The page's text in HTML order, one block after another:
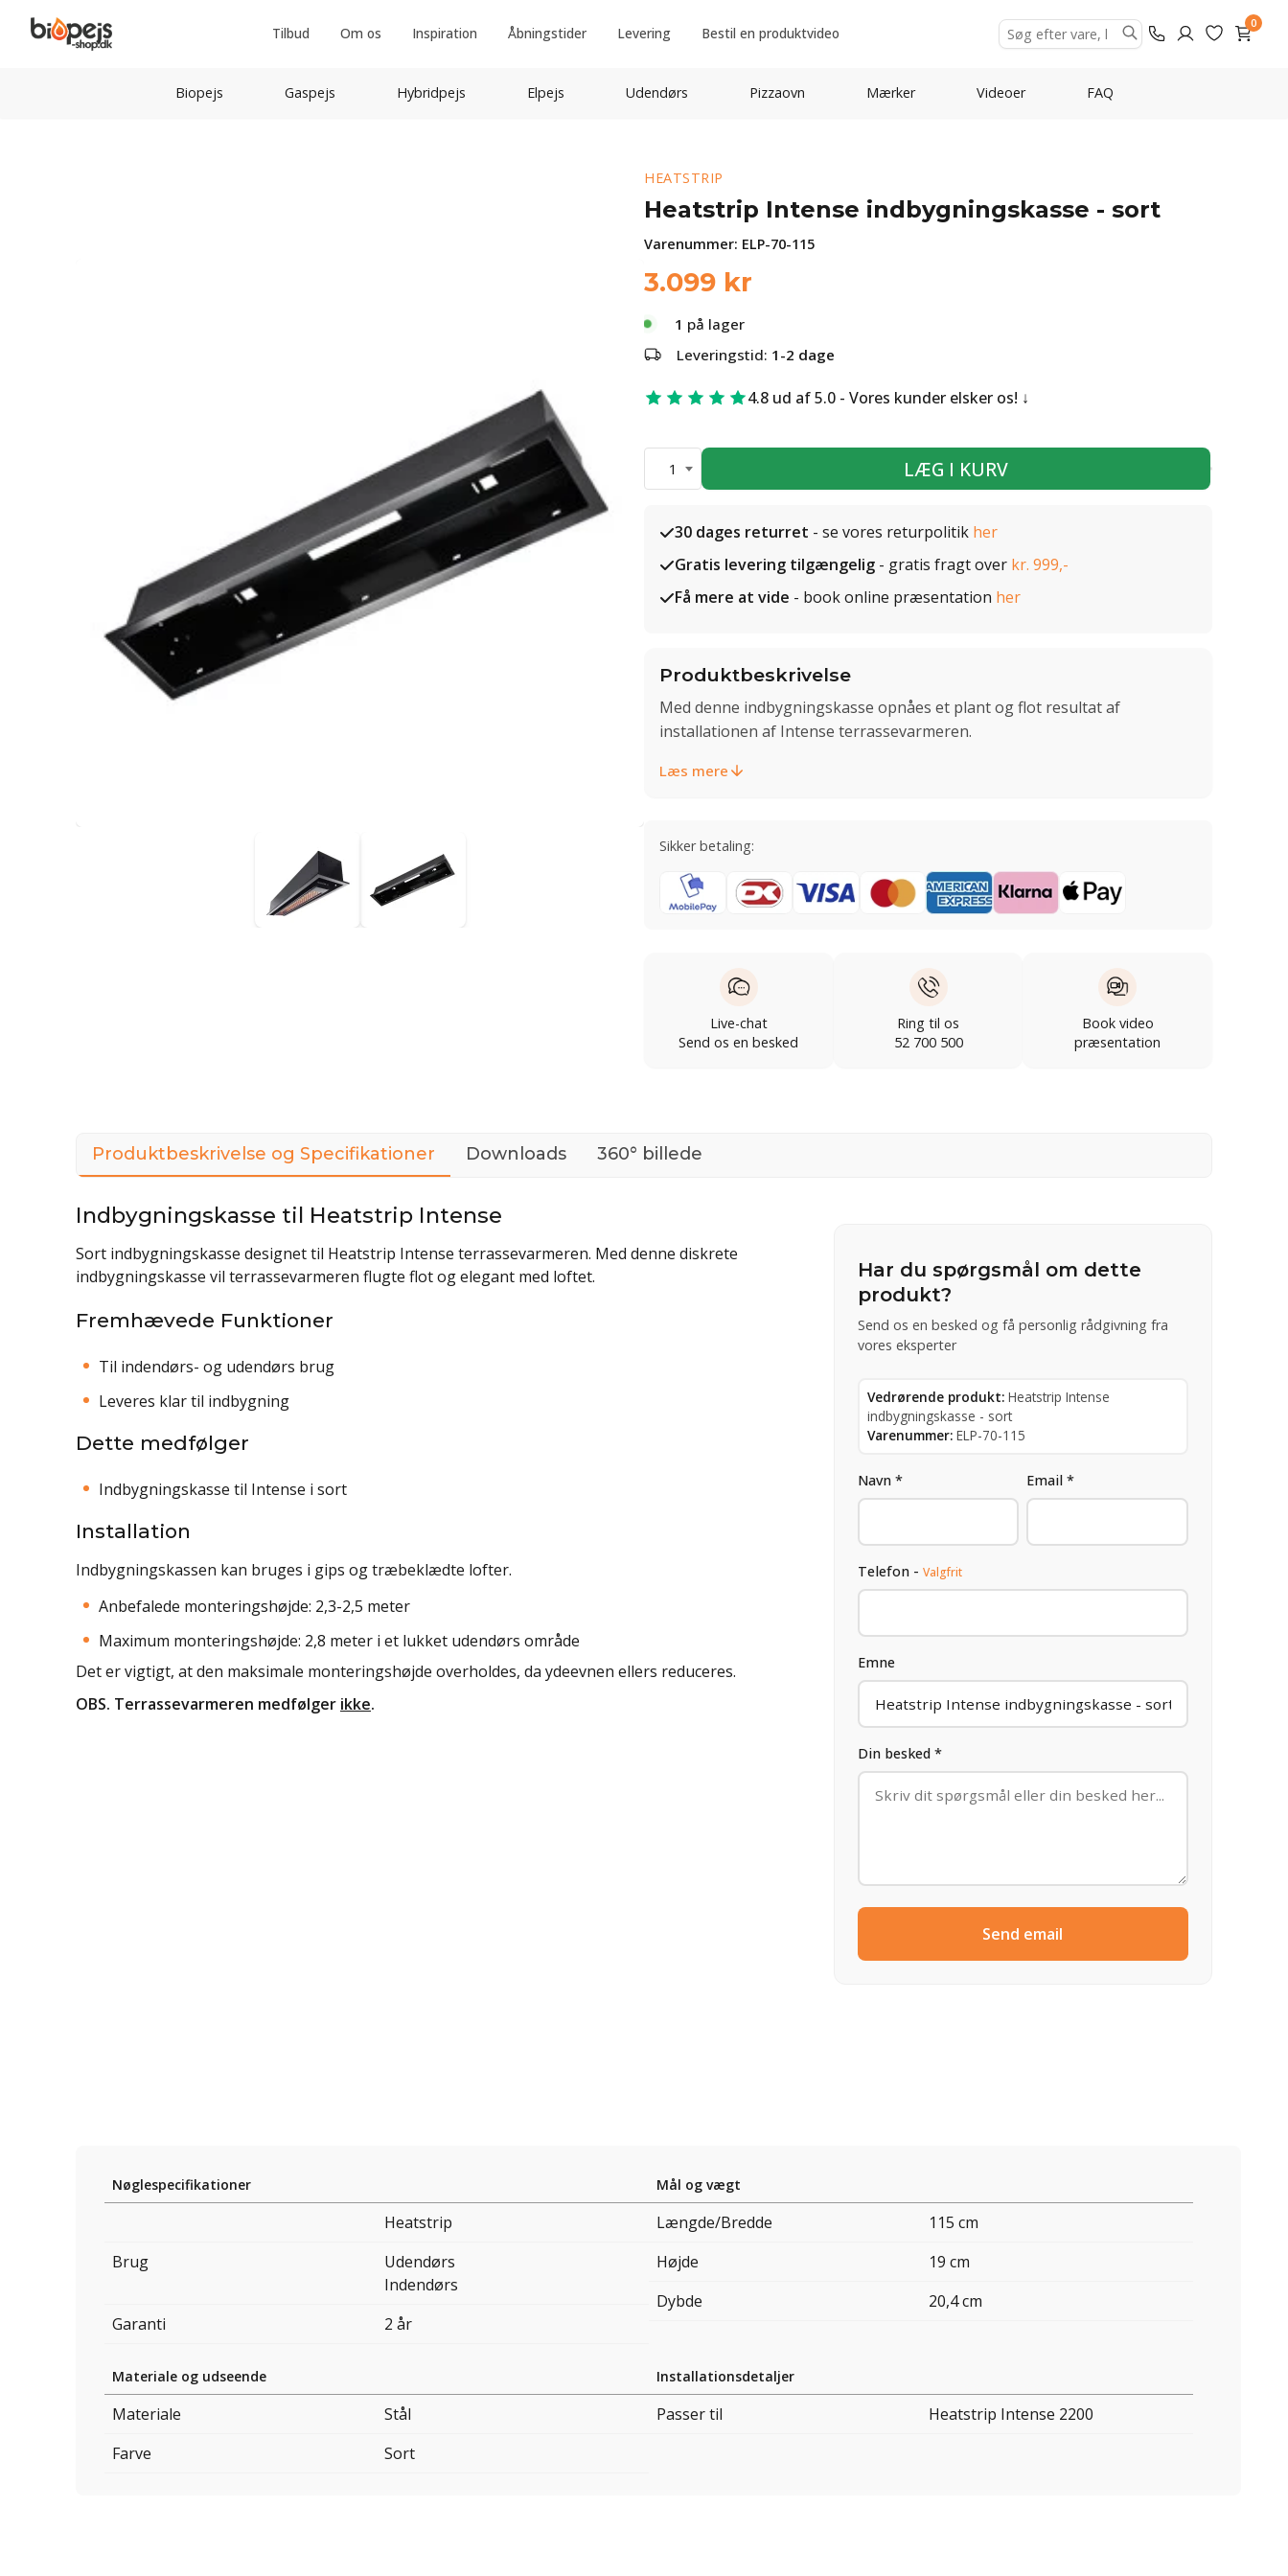
Tilbud Om os Inspiration Åbningstider Levering Bestil en produktvideo
0
Biopejs Gaspejs Hybridpejs Elpejs Udendørs Pizzaovn Mærker Videoer FAQ
HEATSTRIP
Heatstrip Intense indbygningskasse - sort
Varenummer: ELP-70-115
3.099 kr
1 på lager
Leveringstid: 1-2 dage
4.8 ud af 5.0 - Vores kunder elsker os!
1 LÆG I KURV
30 dages returret - se vores returpolitik her
Gratis levering tilgængelig - gratis fragt over kr. 999,-
Få mere at vide - book online præsentation her
Produktbeskrivelse
Med denne indbygningskasse opnåes et plant og flot resultat af
installationen af Intense terrassevarmeren.
Læs mere
Sikker betaling:
Live-chat
Send os en besked
Ring til os
52 700 500
Book video
præsentation
Produktbeskrivelse og Specifikationer Downloads 360° billede
Indbygningskasse til Heatstrip Intense
Sort indbygningskasse designet til Heatstrip Intense terrassevarmeren. Med denne diskrete
indbygningskasse vil terrassevarmeren flugte flot og elegant med loftet.
Fremhævede Funktioner
Til indendørs- og udendørs brug
Leveres klar til indbygning
Dette medfølger
Indbygningskasse til Intense i sort
Installation
Indbygningskassen kan bruges i gips og træbeklædte lofter.
Anbefalede monteringshøjde: 2,3-2,5 meter
Maximum monteringshøjde: 2,8 meter i et lukket udendørs område
Det er vigtigt, at den maksimale monteringshøjde overholdes, da ydeevnen ellers reduceres.
OBS. Terrassevarmeren medfølger ikke.
Har du spørgsmål om dette
produkt?
Send os en besked og få personlig rådgivning fra
vores eksperter
Vedrørende produkt: Heatstrip Intense
indbygningskasse - sort
Varenummer: ELP-70-115
Navn * Email *
Telefon - Valgfrit
Emne
Din besked *
Send email
Nøglespecifikationer
Heatstrip
Brug
Udendørs
Indendørs
Garanti
2 år
Mål og vægt
Længde/Bredde
115 cm
Højde
19 cm
Dybde
20,4 cm
Materiale og udseende
Materiale
Stål
Farve
Sort
Installationsdetaljer
Passer til Heatstrip Intense 2200